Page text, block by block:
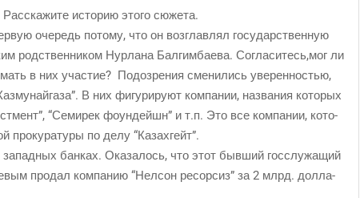
исто­рию это­го сюжета.
оче­редь пото­му, что он воз­глав­лял госу­дар­ствен­ную
род­ствен­ни­ком Нур­ла­на Бал­гим­ба­е­ва. Согласитесь,мог ли
в них уча­стие? Подо­зре­ния сме­ни­лись уве­рен­но­стью,
В них фигу­ри­ру­ют ком­па­нии, назва­ния кото­рых
“Семи­рек фоун­дейшн” и т.п. Это все ком­па­нии, кото­
по делу “Казахгейт”.
бан­ках. Ока­за­лось, что этот быв­ший гос­слу­жа­щий
про­дал ком­па­нию “Нел­сон ресор­сиз” за 2 млрд. дол­ла­